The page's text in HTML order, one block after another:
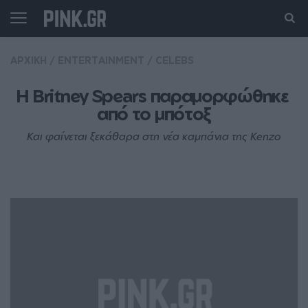
H Britney Spears παραμορφώθηκε
από το μπότοξ
Και φαίνεται ξεκάθαρα στη νέα καμπάνια της Kenzo